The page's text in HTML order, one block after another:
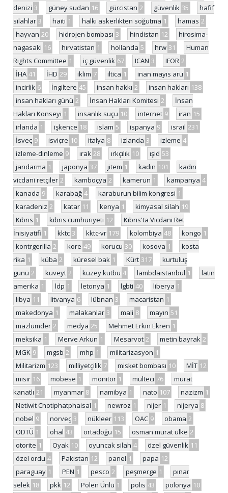
denizi 3 güney sudan 16 gürcistan 2 güvenlik 35
hafif
silahlar 3 haiti 1 halkı askerlikten soğutma 1 hamas 2
hayvan 20 hidrojen bombası 3 hindistan 12
hirosima-
nagasaki 16 hırvatistan 1 hollanda 5 hrw 31
Human
Rights Committee 1 iç güvenlik 67 ICAN 3 IFOR 2
İHA 41 İHD 29 iklim 7 iltica 1 inan mayıs aru 1
incirlik 6 İngiltere 45 insan hakkı 2 insan hakları 138
insan hakları günü 2 İnsan Hakları Komitesi 2
İnsan
Hakları Konseyi 1 insanlık suçu 10 internet 9 iran 15
irlanda 1 işkence 18 islam 5 ispanya 9 israil 231
İsveç 9 isviçre 10 italya 8 izlanda 3 izleme 4
izleme-dinleme 9 ırak 28 ırkçılık 10 ışid 53
jandarma 1 japonya 37 jitem 1 kadın 101
kadın
vicdani retçiler 2 kamboçya 2 kamerun 1 kampanya 4
kanada 9 karabağ 4 karaburun bilim kongresi 1
karadeniz 2 katar 11 kenya 1 kimyasal silah 19
Kıbrıs 1 kıbrıs cumhuriyeti 12
Kıbrıs'ta Vicdani Ret
İnisiyatifi 1 kktc 3 kktc-vr 179 kolombiya 48 kongo 1
kontrgerilla 2 kore 49 korucu 30 kosova 1
kosta
rika 1 küba 2 küresel bak 1 Kürt 317
kurtuluş
günü 2 kuveyt 2 kuzey kutbu 4 lambdaistanbul 1
latin
amerika 1 ldp 1 letonya 1 lgbti 40 liberya 1
libya 11 litvanya 6 lübnan 3 macaristan 1
makedonya 1 malakanlar 3 mali 8 mayın 51
mazlumder 2 medya 25 Mehmet Erkin Ekren 1
meksika 1 Merve Arkun 1 Mesarvot 2 metin bayrak 2
MGK 9 mgsb 2 mhp 1 militarizasyon 1
Militarizm 123 milliyetçilik 7 misket bombası 10 MİT 12
mısır 16 mobese 1 monitor 1 mülteci 76
murat
kanatlı 21 myanmar 8 namibya 1 nato 107 nazizm 1
Netiwit Chotiphatphaisal 1 newroz 1 nijer 1 nijerya 8
nobel 9 norveç 3 nükleer 113 OAC 9 obama 2
ODTÜ 1 ohal 43 ortadoğu 15 osman murat ülke 2
otorite 1 Oyak 10 oyuncak silah 4 özel güvenlik 11
özel ordu 4 Pakistan 12 panel 1 papa 12
paraguay 1 PEN 1 pesco 2 peşmerge 1
pınar
selek 18 pkk 12 Polen Ünlü 1 polis 43 polonya 10